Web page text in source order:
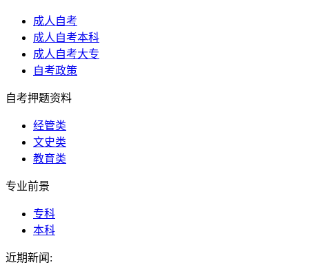
成人自考
成人自考本科
成人自考大专
自考政策
自考押题资料
经管类
文史类
教育类
专业前景
专科
本科
近期新闻: